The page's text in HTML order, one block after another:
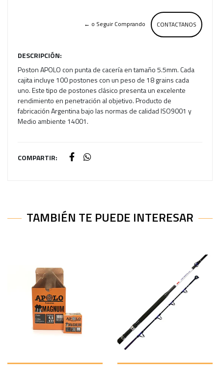
CONTACTANOS
← o Seguir Comprando
DESCRIPCIÓN:
Poston APOLO con punta de cacería en tamaño 5.5mm. Cada
cajita incluye 100 postones con un peso de 18 grains cada
uno. Este tipo de postones clásico presenta un excelente
rendimiento en penetración al objetivo. Producto de
fabricación Argentina bajo las normas de calidad ISO9001 y
Medio ambiente 14001.
COMPARTIR:
TAMBIÉN TE PUEDE INTERESAR